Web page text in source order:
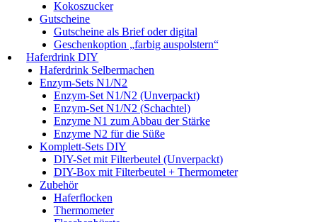
Kokoszucker
Gutscheine
Gutscheine als Brief oder digital
Geschenkoption „farbig auspolstern“
Haferdrink DIY
Haferdrink Selbermachen
Enzym-Sets N1/N2
Enzym-Set N1/N2 (Unverpackt)
Enzym-Set N1/N2 (Schachtel)
Enzyme N1 zum Abbau der Stärke
Enzyme N2 für die Süße
Komplett-Sets DIY
DIY-Set mit Filterbeutel (Unverpackt)
DIY-Box mit Filterbeutel + Thermometer
Zubehör
Haferflocken
Thermometer